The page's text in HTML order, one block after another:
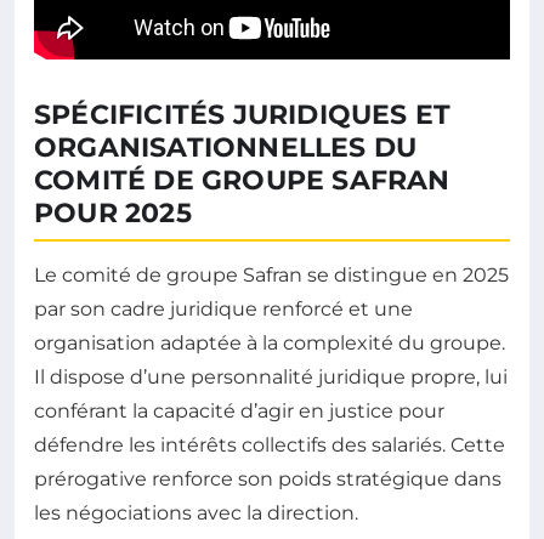
SPÉCIFICITÉS JURIDIQUES ET
ORGANISATIONNELLES DU
COMITÉ DE GROUPE SAFRAN
POUR 2025
Le comité de groupe Safran se distingue en 2025
par son cadre juridique renforcé et une
organisation adaptée à la complexité du groupe.
Il dispose d’une personnalité juridique propre, lui
conférant la capacité d’agir en justice pour
défendre les intérêts collectifs des salariés. Cette
prérogative renforce son poids stratégique dans
les négociations avec la direction.